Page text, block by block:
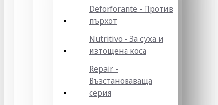
Deforforante - Против
пърхот
Nutritivo - За суха и
изтощена коса
Repair -
Възстановаваща
серия